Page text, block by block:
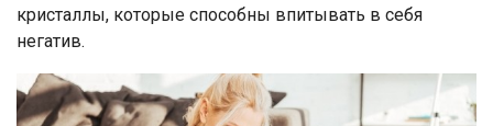
кристаллы, которые способны впитывать в себя
негатив.